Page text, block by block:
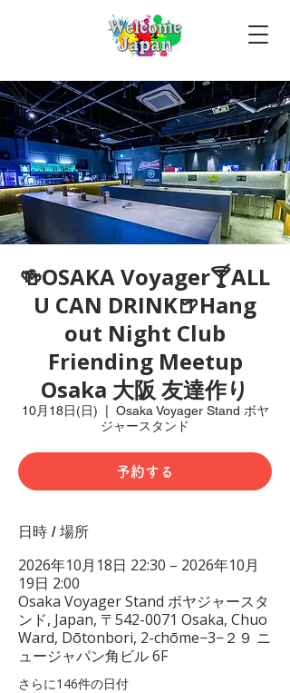
🍻OSAKA Voyager🍸ALL
U CAN DRINK🍺Hang
out Night Club
Friending Meetup
Osaka 大阪 友達作り
10月18日(日)
Osaka Voyager Stand ボヤ
ジャースタンド
予約する
日時 / 場所
2026年10月18日 22:30 – 2026年10月
19日 2:00
Osaka Voyager Stand ボヤジャースタ
ンド, Japan, 〒542-0071 Osaka, Chuo
Ward, Dōtonbori, 2-chōme−3−２９ ニ
ュージャパン角ビル 6F
さらに146件の日付